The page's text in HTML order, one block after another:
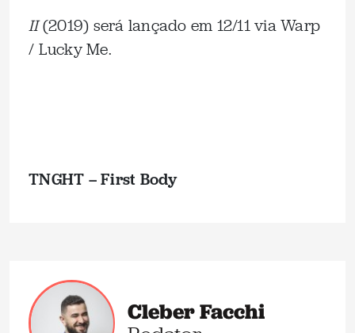
II(2019) será lançado em 12/11 via Warp
/ Lucky Me.
TNGHT – First Body
Cleber Facchi